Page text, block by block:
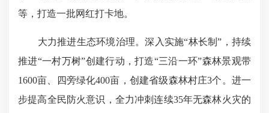
等，打造一批网红打卡地。
大力推进生态环境治理。深入实施“林长制”，持续
推进“一村万树”创建行动，打造“三沿一环”森林景观带
1600亩、四旁绿化400亩，创建省级森林村庄3个。进一
步提高全民防火意识，全力冲刺连续35年无森林火灾的